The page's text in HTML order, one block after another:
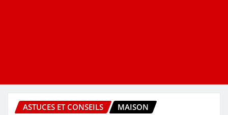
ASTUCES ET CONSEILS MAISON